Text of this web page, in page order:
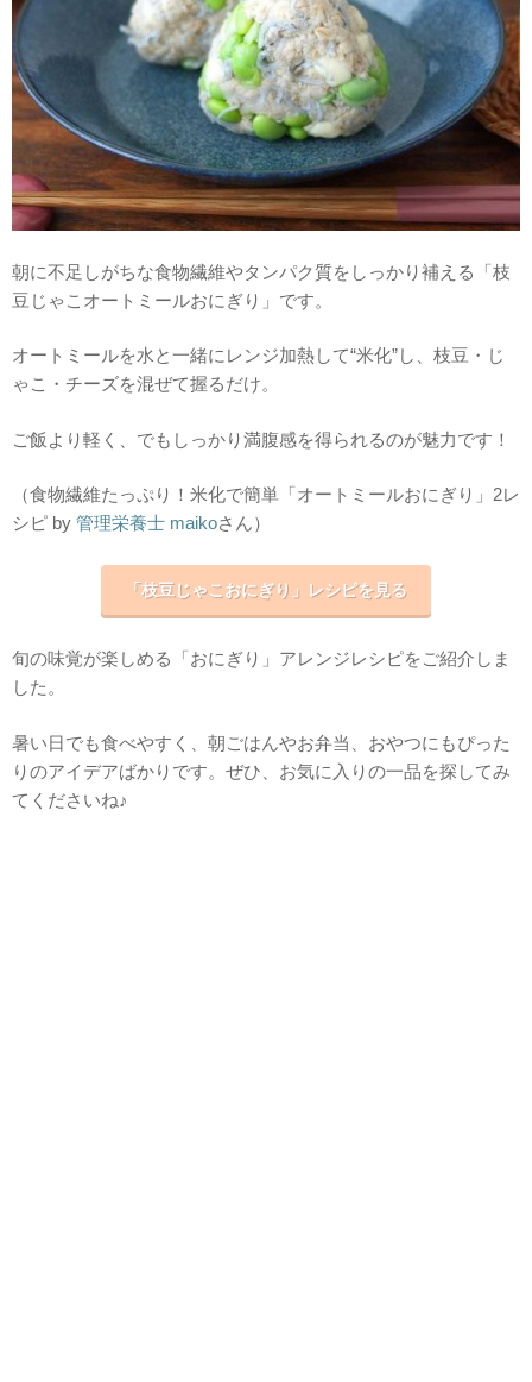
朝に不足しがちな食物繊維やタンパク質をしっかり補える「枝
豆じゃこオートミールおにぎり」です。
オートミールを水と一緒にレンジ加熱して“米化”し、枝豆・じ
ゃこ・チーズを混ぜて握るだけ。
ご飯より軽く、でもしっかり満腹感を得られるのが魅力です！
（食物繊維たっぷり！米化で簡単「オートミールおにぎり」2レ
シピ by 管理栄養士 maikoさん）
「枝豆じゃこおにぎり」レシピを見る
旬の味覚が楽しめる「おにぎり」アレンジレシピをご紹介しま
した。
暑い日でも食べやすく、朝ごはんやお弁当、おやつにもぴった
りのアイデアばかりです。ぜひ、お気に入りの一品を探してみ
てくださいね♪